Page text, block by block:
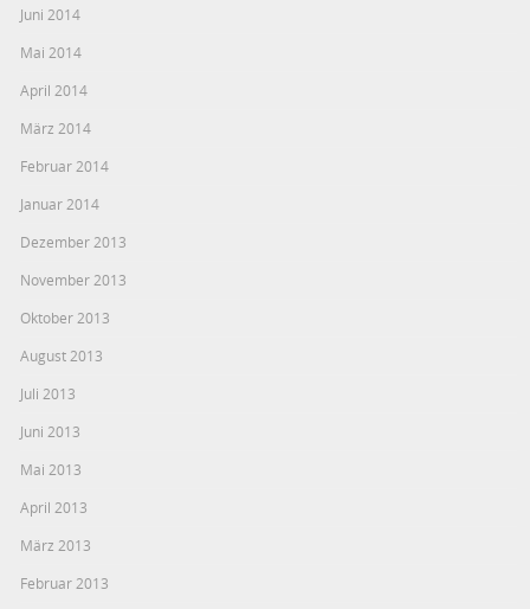
Juni 2014
Mai 2014
April 2014
März 2014
Februar 2014
Januar 2014
Dezember 2013
November 2013
Oktober 2013
August 2013
Juli 2013
Juni 2013
Mai 2013
April 2013
März 2013
Februar 2013